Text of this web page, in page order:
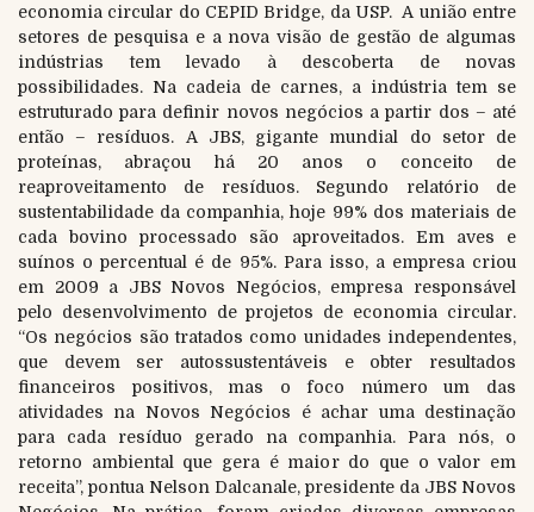
economia circular do CEPID Bridge, da USP. A união entre
setores de pesquisa e a nova visão de gestão de algumas
indústrias tem levado à descoberta de novas
possibilidades. Na cadeia de carnes, a indústria tem se
estruturado para definir novos negócios a partir dos – até
então – resíduos. A JBS, gigante mundial do setor de
proteínas, abraçou há 20 anos o conceito de
reaproveitamento de resíduos. Segundo relatório de
sustentabilidade da companhia, hoje 99% dos materiais de
cada bovino processado são aproveitados. Em aves e
suínos o percentual é de 95%. Para isso, a empresa criou
em 2009 a JBS Novos Negócios, empresa responsável
pelo desenvolvimento de projetos de economia circular.
“Os negócios são tratados como unidades independentes,
que devem ser autossustentáveis e obter resultados
financeiros positivos, mas o foco número um das
atividades na Novos Negócios é achar uma destinação
para cada resíduo gerado na companhia. Para nós, o
retorno ambiental que gera é maior do que o valor em
receita”, pontua Nelson Dalcanale, presidente da JBS Novos